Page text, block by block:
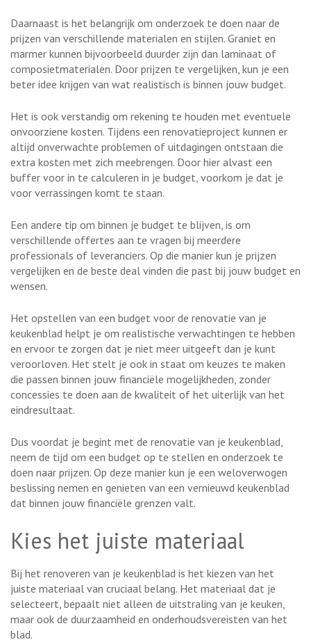
Daarnaast is het belangrijk om onderzoek te doen naar de
prijzen van verschillende materialen en stijlen. Graniet en
marmer kunnen bijvoorbeeld duurder zijn dan laminaat of
composietmaterialen. Door prijzen te vergelijken, kun je een
beter idee krijgen van wat realistisch is binnen jouw budget.
Het is ook verstandig om rekening te houden met eventuele
onvoorziene kosten. Tijdens een renovatieproject kunnen er
altijd onverwachte problemen of uitdagingen ontstaan die
extra kosten met zich meebrengen. Door hier alvast een
buffer voor in te calculeren in je budget, voorkom je dat je
voor verrassingen komt te staan.
Een andere tip om binnen je budget te blijven, is om
verschillende offertes aan te vragen bij meerdere
professionals of leveranciers. Op die manier kun je prijzen
vergelijken en de beste deal vinden die past bij jouw budget en
wensen.
Het opstellen van een budget voor de renovatie van je
keukenblad helpt je om realistische verwachtingen te hebben
en ervoor te zorgen dat je niet meer uitgeeft dan je kunt
veroorloven. Het stelt je ook in staat om keuzes te maken
die passen binnen jouw financiële mogelijkheden, zonder
concessies te doen aan de kwaliteit of het uiterlijk van het
eindresultaat.
Dus voordat je begint met de renovatie van je keukenblad,
neem de tijd om een budget op te stellen en onderzoek te
doen naar prijzen. Op deze manier kun je een weloverwogen
beslissing nemen en genieten van een vernieuwd keukenblad
dat binnen jouw financiële grenzen valt.
Kies het juiste materiaal
Bij het renoveren van je keukenblad is het kiezen van het
juiste materiaal van cruciaal belang. Het materiaal dat je
selecteert, bepaalt niet alleen de uitstraling van je keuken,
maar ook de duurzaamheid en onderhoudsvereisten van het
blad.